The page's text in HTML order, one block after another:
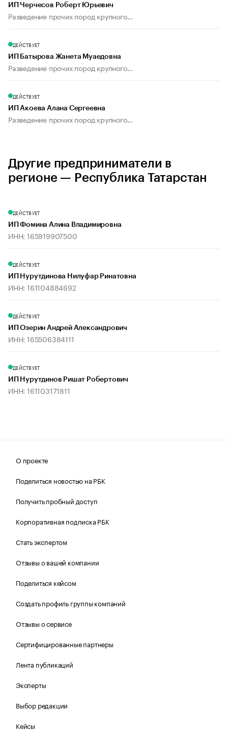
ИП Черчесов Роберт Юрьевич
Разведение прочих пород крупного...
ДЕЙСТВУЕТ
ИП Батырова Жанета Муаедовна
Разведение прочих пород крупного...
ДЕЙСТВУЕТ
ИП Акоева Алана Сергеевна
Разведение прочих пород крупного...
Другие предприниматели в
регионе — Республика Татарстан
ДЕЙСТВУЕТ
ИП Фомина Алина Владимировна
ИНН: 165919907500
ДЕЙСТВУЕТ
ИП Нурутдинова Нилуфар Ринатовна
ИНН: 161104884692
ДЕЙСТВУЕТ
ИП Озерин Андрей Александрович
ИНН: 165506384111
ДЕЙСТВУЕТ
ИП Нурутдинов Ришат Робертович
ИНН: 161103171811
О проекте
Поделиться новостью на РБК
Получить пробный доступ
Корпоративная подписка РБК
Стать экспертом
Отзывы о вашей компании
Поделиться кейсом
Создать профиль группы компаний
Отзывы о сервисе
Сертифицированные партнеры
Лента публикаций
Эксперты
Выбор редакции
Кейсы